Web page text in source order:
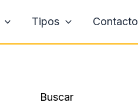
Tipos Contacto
Buscar